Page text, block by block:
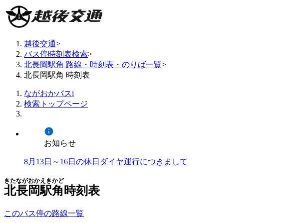
越後交通>
バス停時刻表検索>
北長岡駅角 路線・時刻表・のりば一覧>
北長岡駅角 時刻表
ながおかバスi
検索トップページ
お知らせ
8月13日～16日の休日ダイヤ運行につきまして
北長岡駅角
きたながおかえきかど
時刻表
このバス停の路線一覧